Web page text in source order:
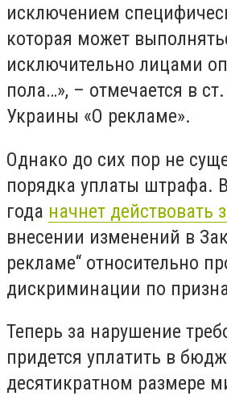
исключением
которая может
исключительно лицами
пола…», – отмечается в
Украины «О рекламе».
Однако до сих пор не
порядка уплаты штрафа.
года начнет действовать
внесении изменений в
рекламе“ относительно
дискриминации по
Теперь за нарушение
придется уплатить в
десятикратном размере